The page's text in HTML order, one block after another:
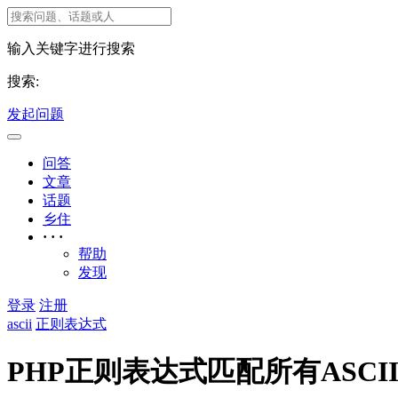
输入关键字进行搜索
搜索:
发起问题
问答
文章
话题
乡住
· · ·
帮助
发现
登录 注册
ascii 正则表达式
PHP正则表达式匹配所有